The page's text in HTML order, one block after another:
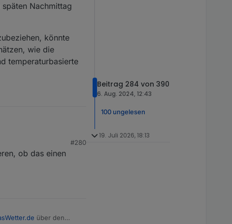
Nachmittag
könnte
wie die
temperaturbasierte
zur Stromversorgung#280
ob das einen
über den
Beitrag 284 von 390
6. Aug. 2024, 12:43
100 ungelesen
19. Juli 2026, 18:13